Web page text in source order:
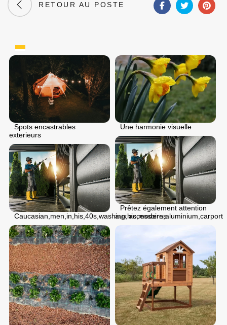
RETOUR AU POSTE
Spots encastrables
exterieurs
Une harmonie visuelle
Prêtez également attention
aux accessoires
Caucasian,men,in,his,40s,washing,his,modern,aluminium,carport